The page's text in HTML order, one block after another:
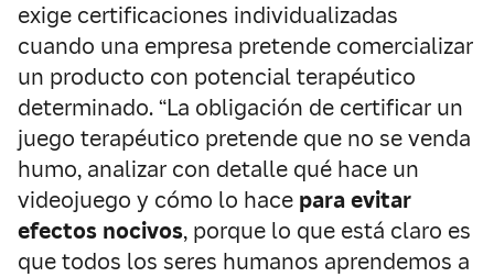
exige certificaciones individualizadas
cuando una empresa pretende comercializar
un producto con potencial terapéutico
determinado. “La obligación de certificar un
juego terapéutico pretende que no se venda
humo, analizar con detalle qué hace un
videojuego y cómo lo hace para evitar
efectos nocivos, porque lo que está claro es
que todos los seres humanos aprendemos a